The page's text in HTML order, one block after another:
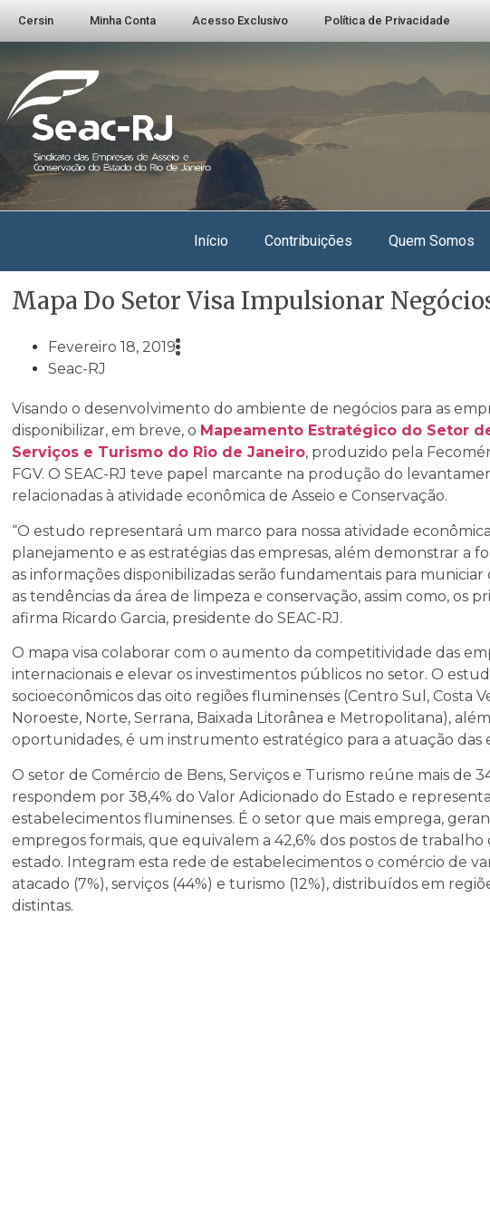
Cersin Minha Conta Acesso Exclusivo Política de Privacidade
Início Contribuições Quem Somos
Mapa Do Setor Visa Impulsionar
Fevereiro 18, 2019
Seac-RJ
Visando o desenvolvimento do ambiente de negócios para as
disponibilizar, em breve, o Mapeamento Estratégico do Setor
Serviços e Turismo do Rio de Janeiro, produzido pela
FGV. O SEAC-RJ teve papel marcante na produção do
relacionadas à atividade econômica de Asseio e Conservação.
“O estudo representará um marco para nossa atividade
planejamento e as estratégias das empresas, além demonstrar a
as informações disponibilizadas serão fundamentais para
as tendências da área de limpeza e conservação, assim como, os
afirma Ricardo Garcia, presidente do SEAC-RJ.
O mapa visa colaborar com o aumento da competitividade das
internacionais e elevar os investimentos públicos no setor. O
socioeconômicos das oito regiões fluminenses (Centro Sul, Costa
Noroeste, Norte, Serrana, Baixada Litorânea e Metropolitana),
oportunidades, é um instrumento estratégico para a atuação das
O setor de Comércio de Bens, Serviços e Turismo reúne mais de
respondem por 38,4% do Valor Adicionado do Estado e
estabelecimentos fluminenses. É o setor que mais emprega,
empregos formais, que equivalem a 42,6% dos postos de trabalho
estado. Integram esta rede de estabelecimentos o comércio de
atacado (7%), serviços (44%) e turismo (12%), distribuídos em
distintas.